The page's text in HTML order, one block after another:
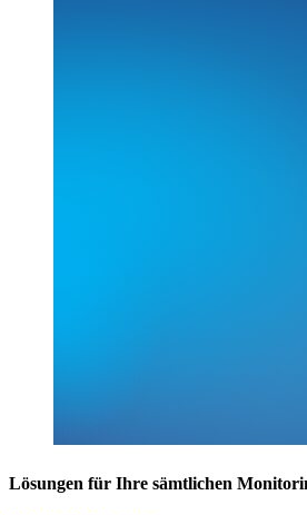
Lösungen für Ihre sämtlichen